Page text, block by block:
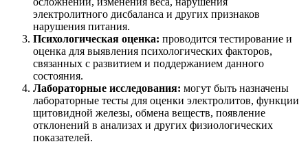
электролитного дисбаланса и других признаков
нарушения питания.
Психологическая оценка: проводится тестирование и
оценка для выявления психологических факторов,
связанных с развитием и поддержанием данного
состояния.
Лабораторные исследования: могут быть назначены
лабораторные тесты для оценки электролитов, функции
щитовидной железы, обмена веществ, появление
отклонений в анализах и других физиологических
показателей.